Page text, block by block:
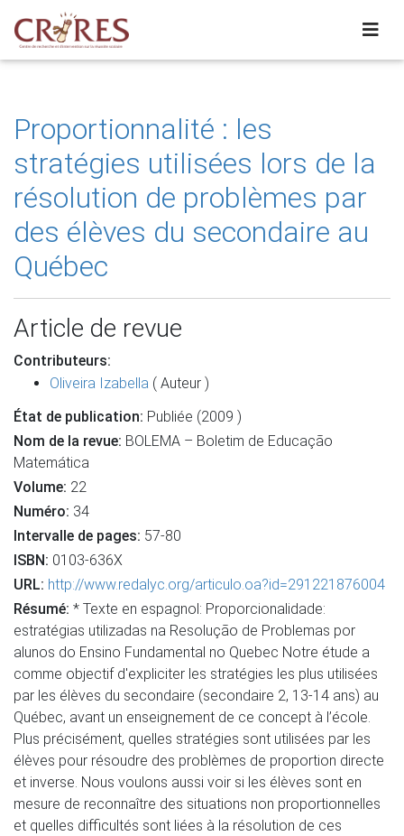
Proportionnalité : les
stratégies utilisées lors de la
résolution de problèmes par
des élèves du secondaire au
Québec
Article de revue
Contributeurs:
Oliveira Izabella ( Auteur )
État de publication: Publiée (2009 )
Nom de la revue: BOLEMA – Boletim de Educação
Matemática
Volume: 22
Numéro: 34
Intervalle de pages: 57-80
ISBN: 0103-636X
URL: http://www.redalyc.org/articulo.oa?id=291221876004
Résumé: * Texte en espagnol: Proporcionalidade:
estratégias utilizadas na Resolução de Problemas por
alunos do Ensino Fundamental no Quebec Notre étude a
comme objectif d'expliciter les stratégies les plus utilisées
par les élèves du secondaire (secondaire 2, 13-14 ans) au
Québec, avant un enseignement de ce concept à l’école.
Plus précisément, quelles stratégies sont utilisées par les
élèves pour résoudre des problèmes de proportion directe
et inverse. Nous voulons aussi voir si les élèves sont en
mesure de reconnaître des situations non proportionnelles
et quelles difficultés sont liées à la résolution de ces